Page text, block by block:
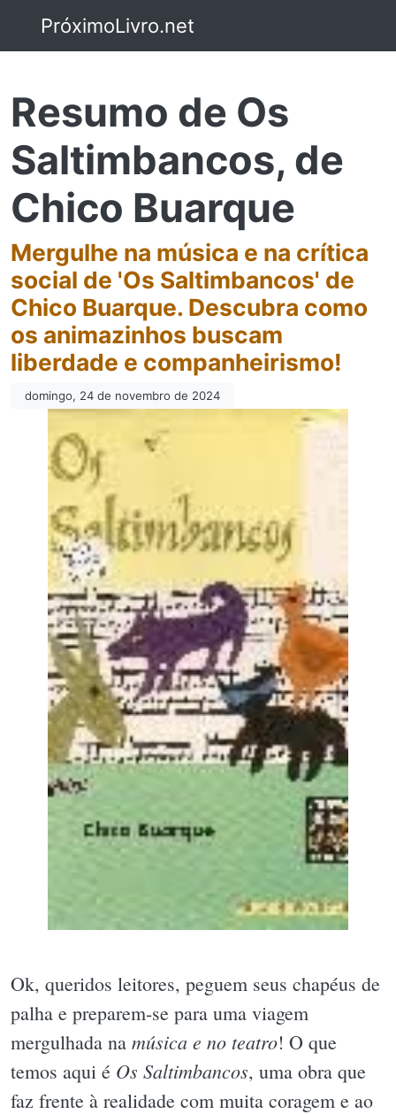
PróximoLivro.net
Resumo de Os
Saltimbancos, de
Chico Buarque
Mergulhe na música e na crítica
social de 'Os Saltimbancos' de
Chico Buarque. Descubra como
os animazinhos buscam
liberdade e companheirismo!
domingo, 24 de novembro de 2024
Ok, queridos leitores, peguem seus chapéus de
palha e preparem-se para uma viagem
mergulhada na música e no teatro! O que
temos aqui é Os Saltimbancos, uma obra que
faz frente à realidade com muita coragem e ao